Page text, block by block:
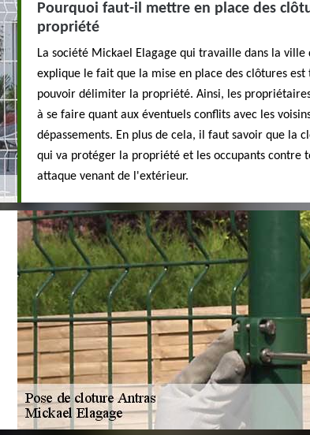
Pourquoi faut-il mettre en place des
propriété
La société Mickael Elagage qui travaille dans la ville
explique le fait que la mise en place des clôtures
pouvoir délimiter la propriété. Ainsi, les
à se faire quant aux éventuels conflits avec les
dépassements. En plus de cela, il faut savoir que la
qui va protéger la propriété et les occupants contre
attaque venant de l'extérieur.